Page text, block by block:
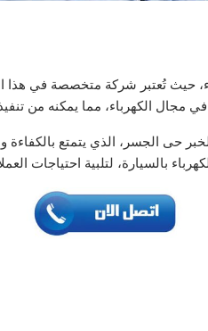
حيث تُعتبر شركة متخصصة في هذا
مجال الكهرباء، مما يمكنه من
حى الجسر، الذي يتمتع بالكفاءة
بالسيارة، لتلبية احتياجات